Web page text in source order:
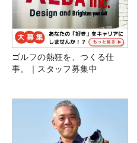
ゴルフの熱狂を、つくる仕
事。｜スタッフ募集中